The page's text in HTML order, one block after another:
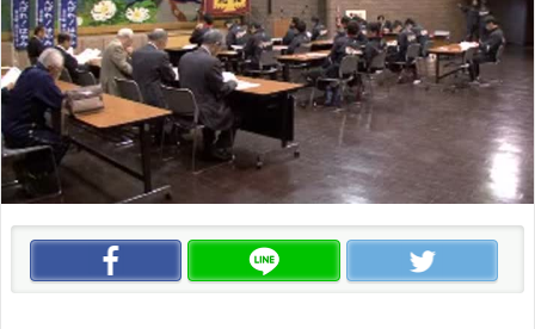
この動画をいいね！ この動画をLINEで送る